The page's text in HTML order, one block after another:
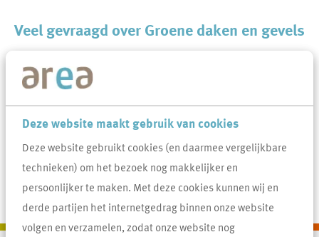
Deze website maakt gebruik van cookies
Deze website gebruikt cookies (en daarmee vergelijkbare
technieken) om het bezoek nog makkelijker en
persoonlijker te maken. Met deze cookies kunnen wij en
derde partijen het internetgedrag binnen onze website
volgen en verzamelen, zodat onze website nog
Veel gevraagd over Groene daken en gevels
de buitenzijde van mijn woning, mag dat?
Het is warm in mijn woning, wat kan ik doen?
Hoe vraag je een laadpaal aan voor het opladen van
een elektrische auto ?